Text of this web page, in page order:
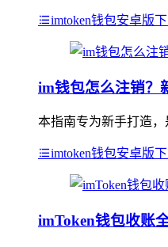
imtoken钱包安卓版
im钱包怎么注销？
本指南专为新手打造
imtoken钱包安卓版
imToken钱包收账